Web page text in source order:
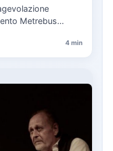
Metrebus
4 min